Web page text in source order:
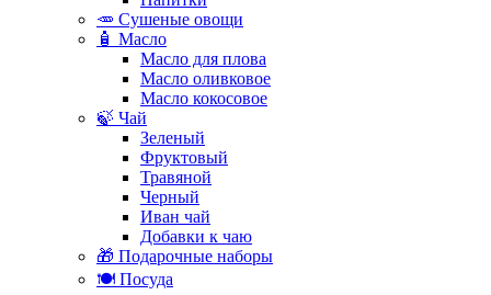
🥕 Сушеные овощи
🧴 Масло
Масло для плова
Масло оливковое
Масло кокосовое
🍃 Чай
Зеленый
Фруктовый
Травяной
Черный
Иван чай
Добавки к чаю
🎁 Подарочные наборы
🍽️ Посуда